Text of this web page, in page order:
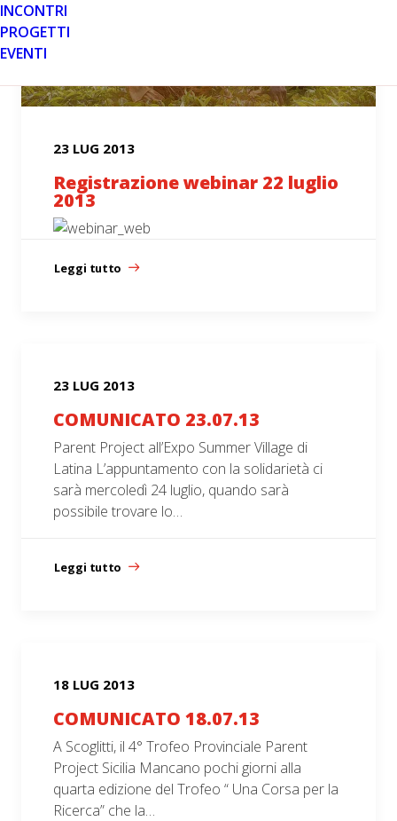
INCONTRI
PROGETTI
EVENTI
23 LUG 2013
Registrazione webinar 22 luglio
2013
Leggi tutto
23 LUG 2013
COMUNICATO 23.07.13
Parent Project all’Expo Summer Village di
Latina L’appuntamento con la solidarietà ci
sarà mercoledì 24 luglio, quando sarà
possibile trovare lo…
Leggi tutto
18 LUG 2013
COMUNICATO 18.07.13
A Scoglitti, il 4° Trofeo Provinciale Parent
Project Sicilia Mancano pochi giorni alla
quarta edizione del Trofeo “ Una Corsa per la
Ricerca” che la…